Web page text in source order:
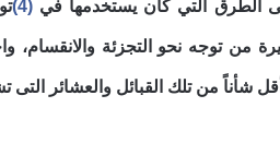
الطرق التي كان يستخدمها في (4)
من توجه نحو التجزئة
شأناً من تلك القبائل والعشائر التى